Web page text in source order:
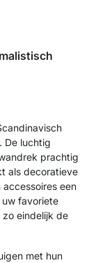
De luchtig
prachtig
als decoratieve
een
favoriete
eindelijk de
met hun